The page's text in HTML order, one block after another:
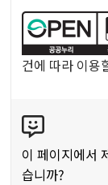
공
리
공
저
작
물
건에 따라 이용
텐
츠
만
이 페이지에서
습니까?